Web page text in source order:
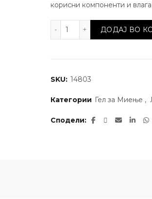
корисни компоненти и
Екстра
ДОДАЈ ВО
SKU: 14803
Категории Гел за Миење ,
Сподели